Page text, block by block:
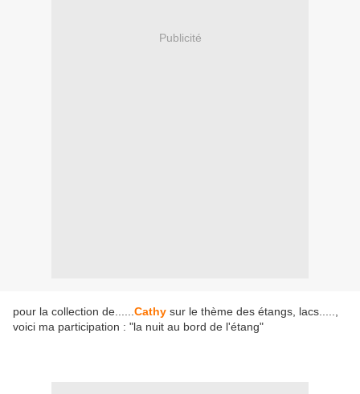
Publicité
pour la collection de...... Cathy sur le thème des étangs, lacs.....,
voici ma participation : "la nuit au bord de l'étang"